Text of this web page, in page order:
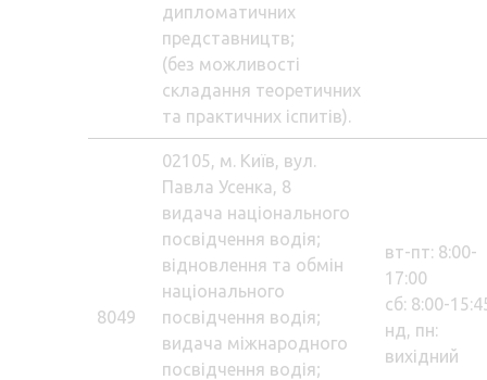
дипломатичних
представництв;
(без можливості
складання теоретичних
та практичних іспитів).
8049
02105, м. Київ, вул.
Павла Усенка, 8
видача національного
посвідчення водія;
відновлення та обмін
національного
посвідчення водія;
видача міжнародного
посвідчення водія;
вт-пт: 8:00-
17:00
сб: 8:00-
нд, пн:
вихідний